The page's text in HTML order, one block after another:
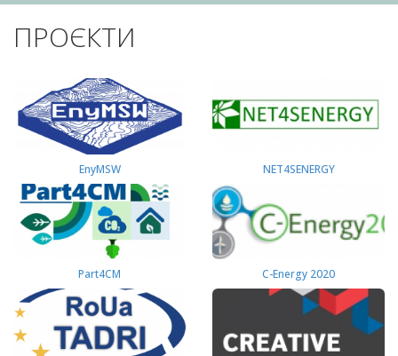
ПРОЄКТИ
EnyMSW NET4SENERGY
Part4СМ C-Energy 2020